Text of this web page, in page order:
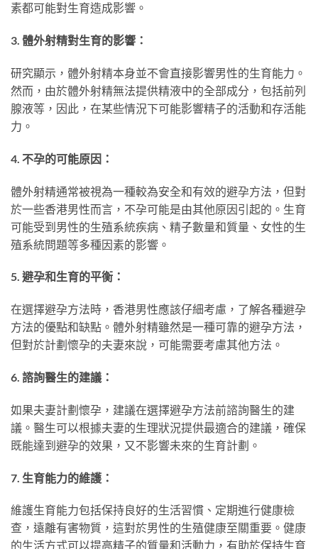
素都可能對生育造成影響。
3. 體外射精對生育的影響：
研究顯示，體外射精本身並不會直接影響男性的生育能力。
然而，由於體外射精無法提供精液中的全部成分，包括前列
腺液等，因此，在某些情況下可能影響精子的活動和存活能
力。
4. 不孕的可能原因：
體外射精通常被視為一種較為安全和有效的避孕方法，但對
於一些香港男性而言，不孕可能是由其他原因引起的。生育
可能受到男性的生殖系統疾病、精子數量和質量、女性的生
殖系統問題等多種因素的影響。
5. 避孕和生育的平衡：
在選擇避孕方法時，香港男性應該仔細考慮，了解各種避孕
方法的優點和缺點。體外射精雖然是一種可靠的避孕方法，
但對於計劃懷孕的夫妻來說，可能需要考慮其他方法。
6. 諮詢醫生的建議：
如果夫妻計劃懷孕，建議在選擇避孕方法前諮詢醫生的建
議。醫生可以根據夫妻的生理狀況提供最適合的建議，確保
既能達到避孕的效果，又不影響未來的生育計劃。
7. 生育能力的維護：
維護生育能力包括保持良好的生活習慣、定期進行健康檢
查，遠離有害物質，這對於男性的生殖健康至關重要。健康
的生活方式可以提高精子的質量和活動力，有助於保持生育